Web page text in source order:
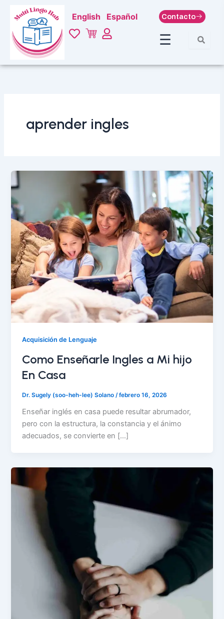
contenido
English Español Contacto
☰
aprender ingles
Acquisición de Lenguaje
Como Enseñarle Ingles a Mi hijo
En Casa
Dr. Sugely (soo-heh-lee) Solano/febrero 16, 2026
Enseñar inglés en casa puede resultar abrumador,
pero con la estructura, la constancia y el ánimo
adecuados, se convierte en […]